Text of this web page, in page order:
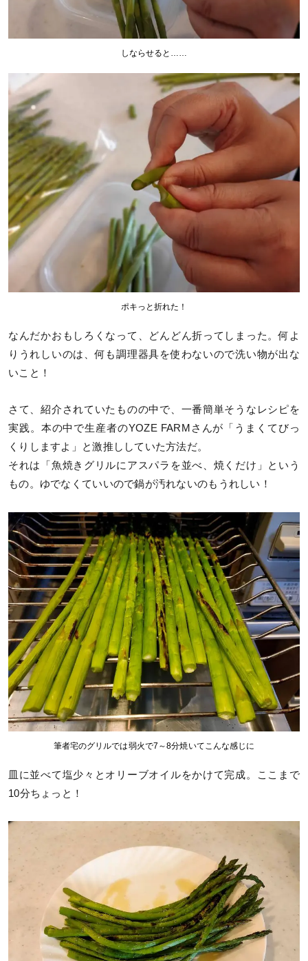
しならせると……
ポキっと折れた！
なんだかおもしろくなって、どんどん折ってしまった。何よ
りうれしいのは、何も調理器具を使わないので洗い物が出な
いこと！
さて、紹介されていたものの中で、一番簡単そうなレシピを
実践。本の中で生産者のYOZE FARMさんが「うまくてびっ
くりしますよ」と激推ししていた方法だ。
それは「魚焼きグリルにアスパラを並べ、焼くだけ」という
もの。ゆでなくていいので鍋が汚れないのもうれしい！
筆者宅のグリルでは弱火で7～8分焼いてこんな感じに
皿に並べて塩少々とオリーブオイルをかけて完成。ここまで
10分ちょっと！